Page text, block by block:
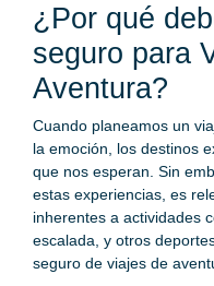
¿Por qué
seguro para
Aventura?
Cuando planeamos un
la emoción, los destinos
que nos esperan. Sin
estas experiencias, es
inherentes a actividades
escalada, y otros
seguro de viajes de